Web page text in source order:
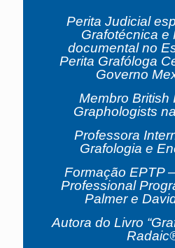
Perita Judicial
Grafotécnica e
documental no
Perita Grafóloga
Governo
Membro British
Graphologists
Professora
Grafologia e
Formação EPTP
Professional
Palmer e
Autora do Livro